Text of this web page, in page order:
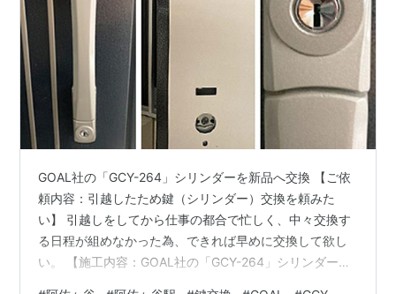
GOAL社の「GCY-264」シリンダーを新品へ交換 【ご依
頼内容：引越したため鍵（シリンダー）交換を頼みた
い】 引越しをしてから仕事の都合で忙しく、中々交換す
る日程が組めなかった為、できれば早めに交換して欲し
い。 【施工内容：GOAL社の「GCY-264」シリンダーを